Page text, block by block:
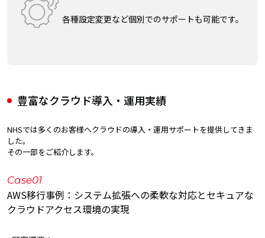
各種設定変更など個別でのサポートも可能です。
豊富なクラウド導入・運用実績
NHSでは多くのお客様へクラウドの導入・運用サポートを提供してきま
した。
その一部をご紹介します。
Case01
AWS移行事例：システム拡張への柔軟な対応とセキュアな
クラウドアクセス環境の実現